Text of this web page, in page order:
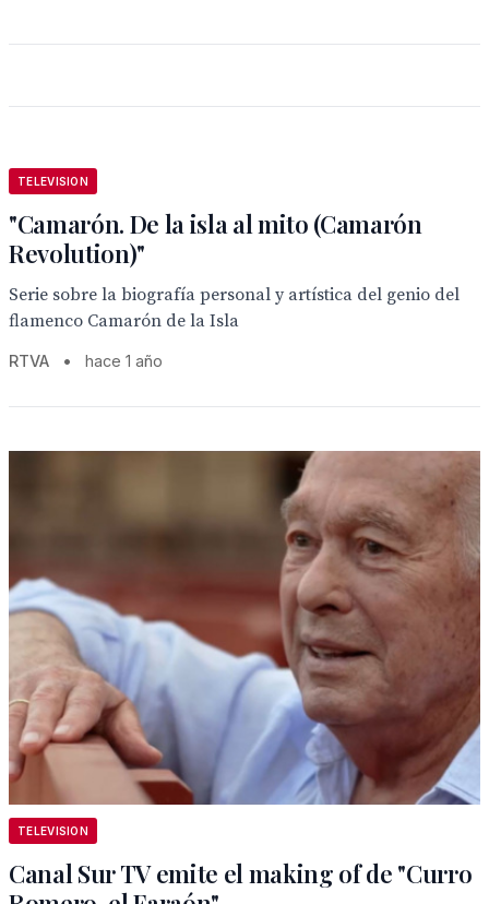
TELEVISION
"Camarón. De la isla al mito (Camarón
Revolution)"
Serie sobre la biografía personal y artística del genio del
flamenco Camarón de la Isla
RTVA • hace 1 año
TELEVISION
Canal Sur TV emite el making of de "Curro